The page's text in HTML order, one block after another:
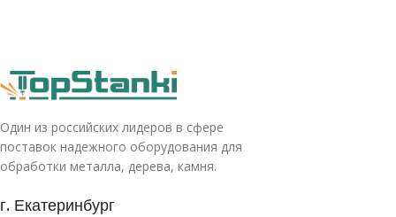
Один из российских лидеров в сфере
поставок надежного оборудования для
обработки металла, дерева, камня.
г. Екатеринбург